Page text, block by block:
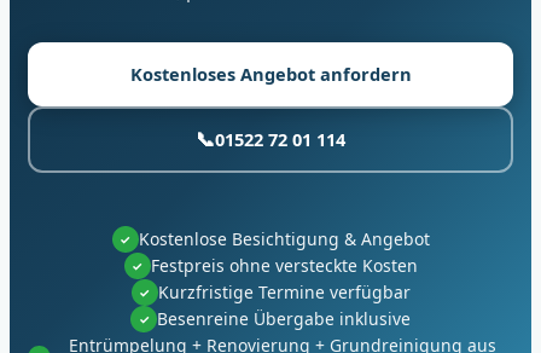
Kostenloses Angebot anfordern
📞01522 72 01 114
✓ Kostenlose Besichtigung & Angebot
✓ Festpreis ohne versteckte Kosten
✓ Kurzfristige Termine verfügbar
✓ Besenreine Übergabe inklusive
Entrümpelung + Renovierung + Grundreinigung aus